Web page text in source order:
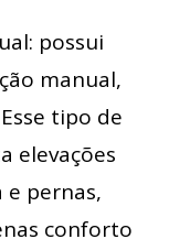
possui
manual,
tipo de
elevações
e pernas,
conforto